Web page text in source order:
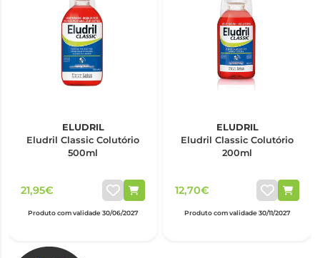
ELUDRIL
Eludril Classic Colutório
500ml
21,95€
Produto com validade 30/06/2027
ELUDRIL
Eludril Classic Colutório
200ml
12,70€
Produto com validade 30/11/2027